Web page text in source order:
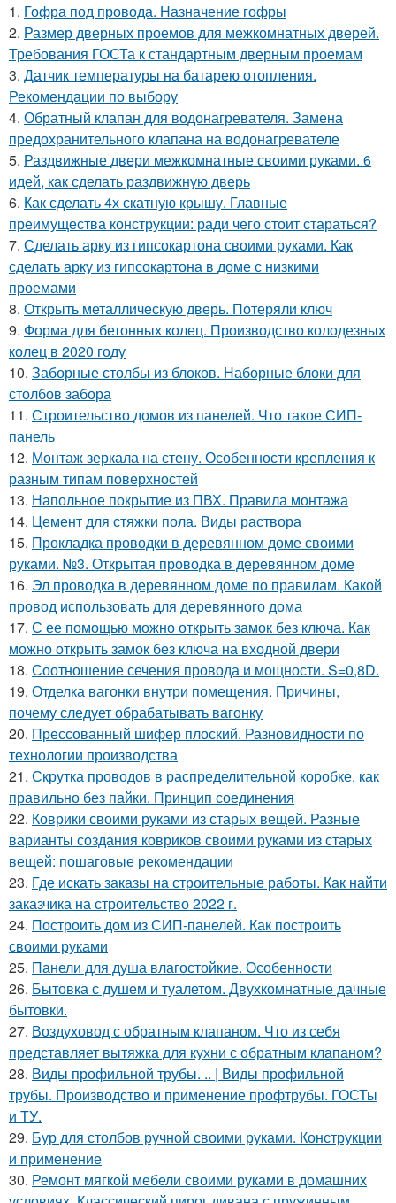
1. Гофра под провода. Назначение гофры
2. Размер дверных проемов для межкомнатных дверей.
Требования ГОСТа к стандартным дверным проемам
3. Датчик температуры на батарею отопления.
Рекомендации по выбору
4. Обратный клапан для водонагревателя. Замена
предохранительного клапана на водонагревателе
5. Раздвижные двери межкомнатные своими руками. 6
идей, как сделать раздвижную дверь
6. Как сделать 4х скатную крышу. Главные
преимущества конструкции: ради чего стоит стараться?
7. Сделать арку из гипсокартона своими руками. Как
сделать арку из гипсокартона в доме с низкими
проемами
8. Открыть металлическую дверь. Потеряли ключ
9. Форма для бетонных колец. Производство колодезных
колец в 2020 году
10. Заборные столбы из блоков. Наборные блоки для
столбов забора
11. Строительство домов из панелей. Что такое СИП-
панель
12. Монтаж зеркала на стену. Особенности крепления к
разным типам поверхностей
13. Напольное покрытие из ПВХ. Правила монтажа
14. Цемент для стяжки пола. Виды раствора
15. Прокладка проводки в деревянном доме своими
руками. №3. Открытая проводка в деревянном доме
16. Эл проводка в деревянном доме по правилам. Какой
провод использовать для деревянного дома
17. С ее помощью можно открыть замок без ключа. Как
можно открыть замок без ключа на входной двери
18. Соотношение сечения провода и мощности. S=0,8D.
19. Отделка вагонки внутри помещения. Причины,
почему следует обрабатывать вагонку
20. Прессованный шифер плоский. Разновидности по
технологии производства
21. Скрутка проводов в распределительной коробке, как
правильно без пайки. Принцип соединения
22. Коврики своими руками из старых вещей. Разные
варианты создания ковриков своими руками из старых
вещей: пошаговые рекомендации
23. Где искать заказы на строительные работы. Как найти
заказчика на строительство 2022 г.
24. Построить дом из СИП-панелей. Как построить
своими руками
25. Панели для душа влагостойкие. Особенности
26. Бытовка с душем и туалетом. Двухкомнатные дачные
бытовки.
27. Воздуховод с обратным клапаном. Что из себя
представляет вытяжка для кухни с обратным клапаном?
28. Виды профильной трубы. .. | Виды профильной
трубы. Производство и применение профтрубы. ГОСТы
и ТУ.
29. Бур для столбов ручной своими руками. Конструкции
и применение
30. Ремонт мягкой мебели своими руками в домашних